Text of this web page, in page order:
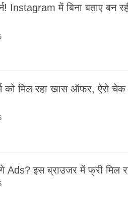
Instagram में बिना बताए बन
को मिल रहा खास ऑफर, ऐसे
Ads? इस ब्राउजर में फ्री मिल